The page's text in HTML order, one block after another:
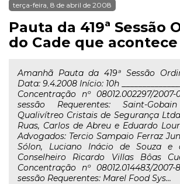
terça-feira, 8 de abril de 2008
Pauta da 419ª Sessão
do Cade que
Amanhã Pauta da 419ª Sessão
Data: 9.4.2008 Início: 10h
Concentração nº 08012.002297/
sessão Requerentes: Saint-
Qualivítreo Cristais de Segurança
Ruas, Carlos de Abreu e Eduardo
Advogados: Tercio Sampaio Ferraz
Sólon, Luciano Inácio de Souza e
Conselheiro Ricardo Villas Bôas
Concentração nº 08012.014483/
sessão Requerentes: Marel Food Sys...